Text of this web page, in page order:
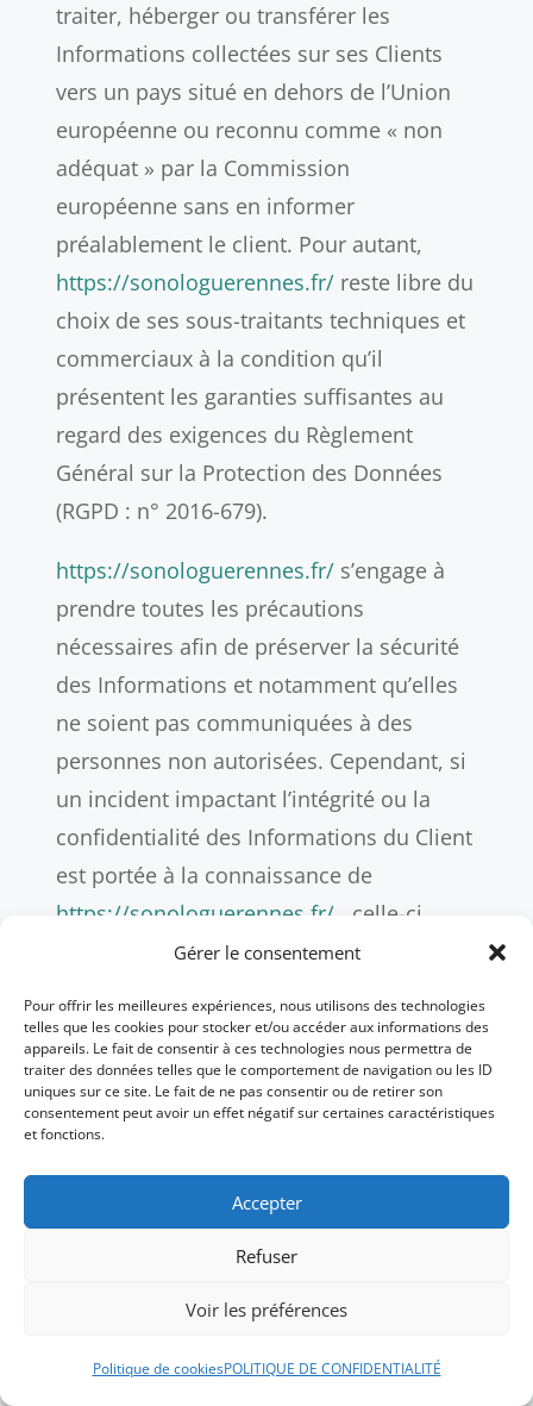
Gérer le consentement
Pour offrir les meilleures expériences, nous utilisons des technologies
telles que les cookies pour stocker et/ou accéder aux informations des
appareils. Le fait de consentir à ces technologies nous permettra de
traiter des données telles que le comportement de navigation ou les ID
uniques sur ce site. Le fait de ne pas consentir ou de retirer son
consentement peut avoir un effet négatif sur certaines caractéristiques
et fonctions.
Accepter
Refuser
Voir les préférences
Politique de cookiesPOLITIQUE DE CONFIDENTIALITÉ
traiter, héberger ou transférer les
Informations collectées sur ses Clients
vers un pays situé en dehors de l’Union
européenne ou reconnu comme « non
adéquat » par la Commission
européenne sans en informer
préalablement le client. Pour autant,
https://sonologuerennes.fr/ reste libre du
choix de ses sous-traitants techniques et
commerciaux à la condition qu’il
présentent les garanties suffisantes au
regard des exigences du Règlement
Général sur la Protection des Données
(RGPD : n° 2016-679).
https://sonologuerennes.fr/ s’engage à
prendre toutes les précautions
nécessaires afin de préserver la sécurité
des Informations et notamment qu’elles
ne soient pas communiquées à des
personnes non autorisées. Cependant, si
un incident impactant l’intégrité ou la
confidentialité des Informations du Client
est portée à la connaissance de
https://sonologuerennes.fr/
, celle-ci
devra dans les meilleurs délais informer
de corrections prises. Par ailleurs
https://sonologuerennes.fr/ne collecte
aucune « données sensibles ».
peuvent être traitées par des filiales de
exclusivement afin de réaliser les finalités